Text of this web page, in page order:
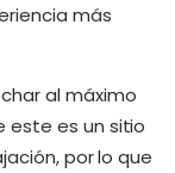
más
al máximo
este es un sitio
por lo que